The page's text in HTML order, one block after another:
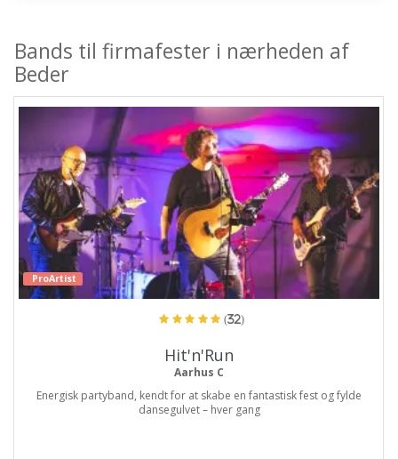
Bands til firmafester i nærheden af
Beder
ProArtist
(32)
Hit'n'Run
Aarhus C
Energisk partyband, kendt for at skabe en fantastisk fest og fylde
dansegulvet – hver gang